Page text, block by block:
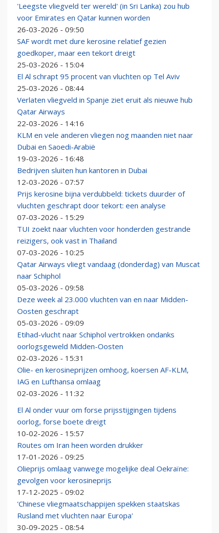
'Leegste vliegveld ter wereld' (in Sri Lanka) zou hub
voor Emirates en Qatar kunnen worden
26-03-2026 - 09:50
SAF wordt met dure kerosine relatief gezien
goedkoper, maar een tekort dreigt
25-03-2026 - 15:04
El Al schrapt 95 procent van vluchten op Tel Aviv
25-03-2026 - 08:44
Verlaten vliegveld in Spanje ziet eruit als nieuwe hub
Qatar Airways
22-03-2026 - 14:16
KLM en vele anderen vliegen nog maanden niet naar
Dubai en Saoedi-Arabië
19-03-2026 - 16:48
Bedrijven sluiten hun kantoren in Dubai
12-03-2026 - 07:57
Prijs kerosine bijna verdubbeld: tickets duurder of
vluchten geschrapt door tekort: een analyse
07-03-2026 - 15:29
TUI zoekt naar vluchten voor honderden gestrande
reizigers, ook vast in Thailand
07-03-2026 - 10:25
Qatar Airways vliegt vandaag (donderdag) van Muscat
naar Schiphol
05-03-2026 - 09:58
Deze week al 23.000 vluchten van en naar Midden-
Oosten geschrapt
05-03-2026 - 09:09
Etihad-vlucht naar Schiphol vertrokken ondanks
oorlogsgeweld Midden-Oosten
02-03-2026 - 15:31
Olie- en kerosineprijzen omhoog, koersen AF-KLM,
IAG en Lufthansa omlaag
02-03-2026 - 11:32
El Al onder vuur om forse prijsstijgingen tijdens
oorlog, forse boete dreigt
10-02-2026 - 15:57
Routes om Iran heen worden drukker
17-01-2026 - 09:25
Olieprijs omlaag vanwege mogelijke deal Oekraïne:
gevolgen voor kerosineprijs
17-12-2025 - 09:02
'Chinese vliegmaatschappijen spekken staatskas
Rusland met vluchten naar Europa'
30-09-2025 - 08:54